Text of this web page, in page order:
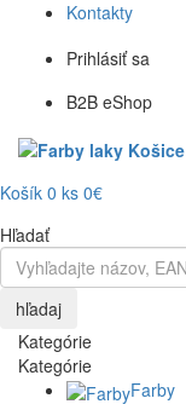
Kontakty
Prihlásiť sa
B2B eShop
Košík 0 ks 0€
Hľadať
hľadaj
Kategórie
Kategórie
Farby